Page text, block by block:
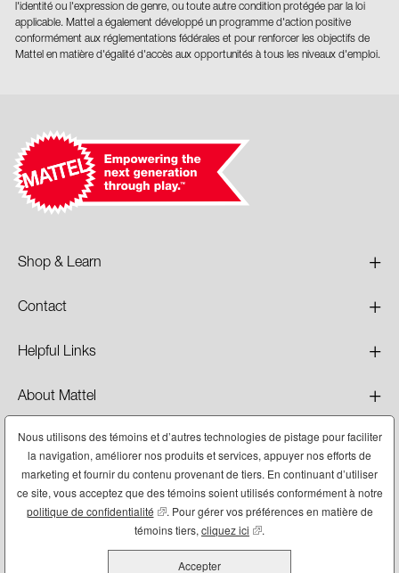
l'identité ou l'expression de genre, ou toute autre condition protégée par la loi
applicable. Mattel a également développé un programme d'action positive
conformément aux réglementations fédérales et pour renforcer les objectifs de
Mattel en matière d'égalité d'accès aux opportunités à tous les niveaux d'emploi.
Shop & Learn +
Contact +
Helpful Links +
About Mattel +
Legal +
Nous utilisons des témoins et d’autres technologies de pistage pour faciliter
la navigation, améliorer nos produits et services, appuyer nos efforts de
marketing et fournir du contenu provenant de tiers. En continuant d’utiliser
ce site, vous acceptez que des témoins soient utilisés conformément à notre
politique de confidentialité (ce contenu ouvre dans une nouvelle fenêtre)
. Pour gérer vos préférences en matière de
témoins tiers, cliquez ici (ce contenu ouvre dans une
.
Accepter